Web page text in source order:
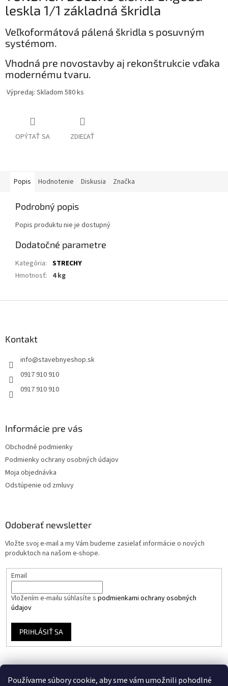
Používame súbory cookie, aby sme vám umožnili pohodlné
leskla 1/1 základná škridla
Veľkoformátová pálená škridla s posuvným
systémom.
Vhodná pre novostavby aj rekonštrukcie vďaka
modernému tvaru.
Výpredaj: Skladom 580 ks
OPÝTAŤ SA ZDIEĽAŤ
Popis Hodnotenie Diskusia Značka
Podrobný popis
Popis produktu nie je dostupný
Dodatočné parametre
Kategória: STRECHY
Hmotnosť: 4 kg
Kontakt
info@stavebnyeshop.sk
0917 910 910
0917 910 910
Informácie pre vás
Obchodné podmienky
Podmienky ochrany osobných údajov
Moja objednávka
Odstúpenie od zmluvy
Odoberať newsletter
Vložte svoj e-mail a my Vám budeme zasielať informácie o nových
produktoch na našom e-shope.
Email
Vložením e-mailu súhlasíte s podmienkami ochrany osobných
údajov
PRIHLÁSIŤ SA